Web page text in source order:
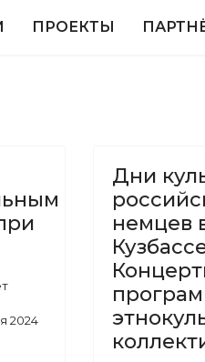
ПРОЕКТЫ
2024
Дни
немцев